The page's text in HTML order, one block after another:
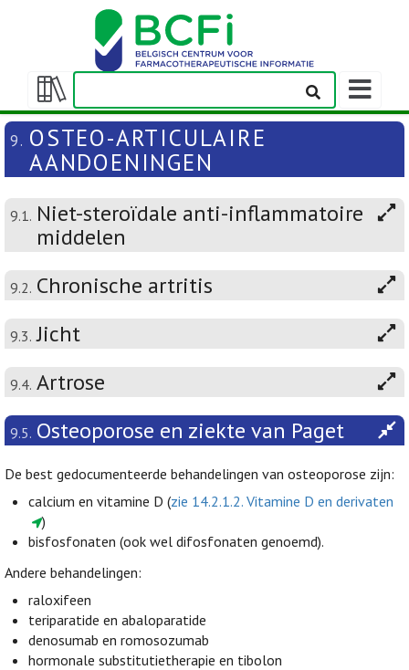
Weergeven/verbergen
inhoudstafel
9. OSTEO-ARTICULAIRE
AANDOENINGEN
9.1. Niet-steroïdale anti-inflammatoire
middelen
9.2. Chronische artritis
9.3. Jicht
9.4. Artrose
9.5. Osteoporose en ziekte van Paget
De best gedocumenteerde behandelingen van osteoporose zijn:
calcium en vitamine D (zie 14.2.1.2. Vitamine D en derivaten
)
bisfosfonaten (ook wel difosfonaten genoemd).
Andere behandelingen:
raloxifeen
teriparatide en abaloparatide
denosumab en romosozumab
hormonale substitutietherapie en tibolon